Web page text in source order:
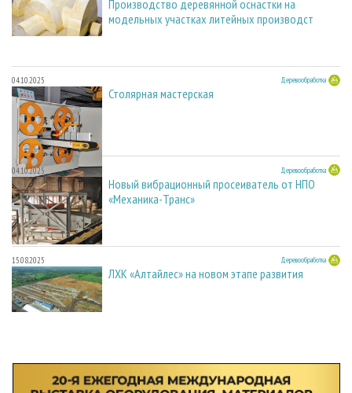
Производство деревянной оснастки на
модельных участках литейных производст
04.10.2025 Деревообработка
Столярная мастерская
04.10.2025 Деревообработка
Новый вибрационный просеиватель от НПО
«Механика-Транс»
15.08.2025 Деревообработка
ЛХК «Алтайлес» на новом этапе развития